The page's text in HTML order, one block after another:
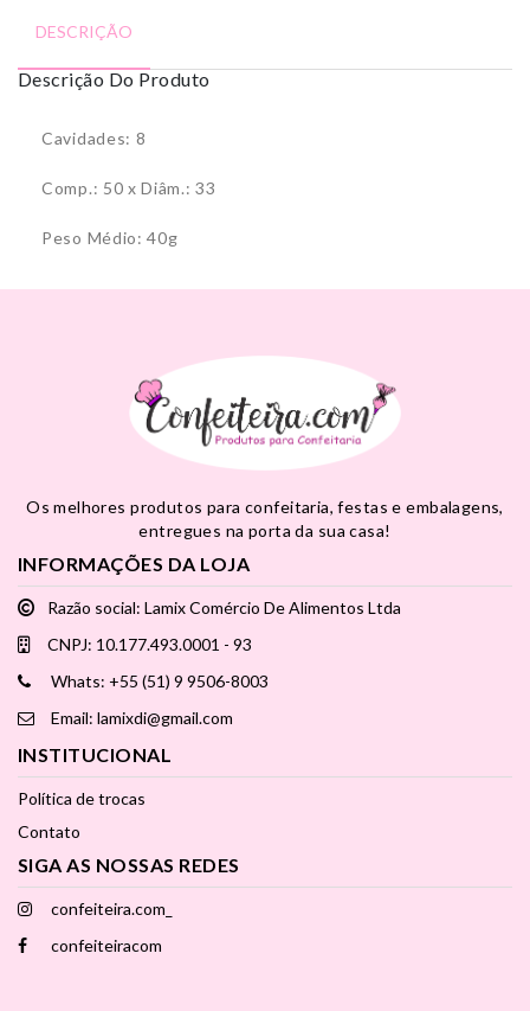
DESCRIÇÃO
Descrição Do Produto
Cavidades: 8
Comp.: 50 x Diâm.: 33
Peso Médio: 40g
Os melhores produtos para confeitaria, festas e embalagens,
entregues na porta da sua casa!
INFORMAÇÕES DA LOJA
Razão social: Lamix Comércio De Alimentos Ltda
CNPJ: 10.177.493.0001 - 93
Whats: +55 (51) 9 9506-8003
Email: lamixdi@gmail.com
INSTITUCIONAL
Política de trocas
Contato
SIGA AS NOSSAS REDES
confeiteira.com_
confeiteiracom